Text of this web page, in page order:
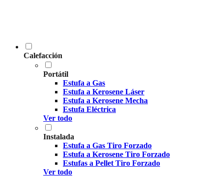
Calefacción
Portátil
Estufa a Gas
Estufa a Kerosene Láser
Estufa a Kerosene Mecha
Estufa Eléctrica
Ver todo
Instalada
Estufa a Gas Tiro Forzado
Estufa a Kerosene Tiro Forzado
Estufas a Pellet Tiro Forzado
Ver todo